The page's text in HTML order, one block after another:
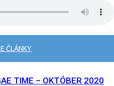
ČLÁNKY
TIME – OKTÓBER 2020